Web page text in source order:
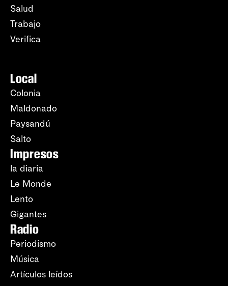
Salud
Trabajo
Verifica
Local
Colonia
Maldonado
Paysandú
Salto
Impresos
la diaria
Le Monde
Lento
Gigantes
Radio
Periodismo
Música
Artículos leídos